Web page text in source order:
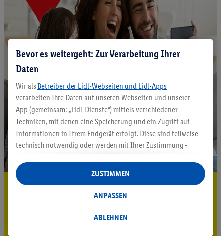
5.95 € Versand sparen³²ᵃ
Bevor es weitergeht: Zur Verarbeitung Ihrer
Daten
Wir als Betreiber der Lidl-Webseiten und Lidl-Apps
verarbeiten Ihre Daten auf unseren Webseiten und unserer
App (gemeinsam: „Lidl-Dienste“) mittels verschiedener
Techniken, mit denen eine Speicherung und ein Zugriff auf
Informationen in Ihrem Endgerät erfolgt. Diese sind teilweise
technisch notwendig oder werden mit Ihrer Zustimmung -
auch durch Partner (u.a.
Verantwortliche; im Zusammenhang mit dem IAB TCF
insgesamt
Statistik-Erstellung oder für personalisierte Werbung
Datenverarbeitungen für personalisierte Werbung werden
ABLEHNEN
ANPASSEN
ZUSTIMMEN